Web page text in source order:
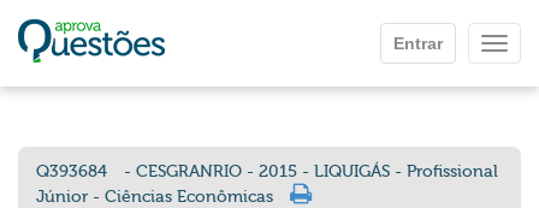
Entrar
Q393684
- CESGRANRIO - 2015 - LIQUIGÁS - Profissional
Júnior - Ciências Econômicas